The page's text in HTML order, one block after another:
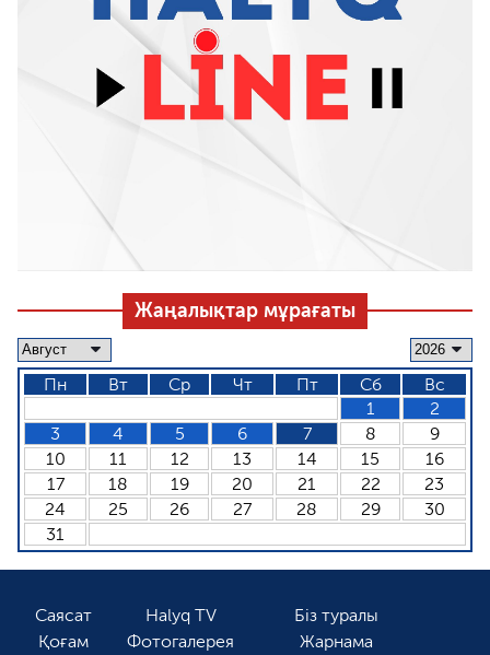
Жаңалықтар мұрағаты
Пн Вт Ср Чт Пт Сб
Вс
1
2
3
4 5 6 7 8
9
10
11 12 13 14 15
16
17
18 19 20 21 22
23
24
25 26 27 28 29
30
31
Саясат
Қоғам
Halyq TV
Фотогалерея
Біз туралы
Жарнама